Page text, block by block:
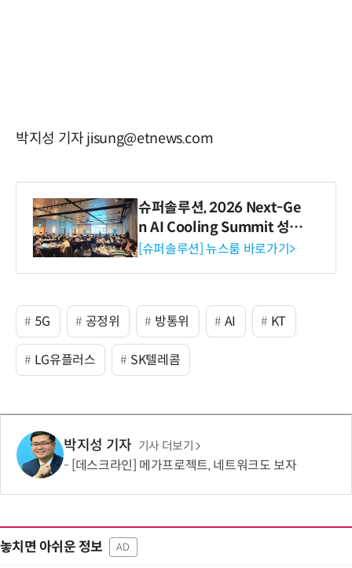
박지성 기자 jisung@etnews.com
슈퍼솔루션, 2026 Next-Ge
n AI Cooling Summit 성황
리 성료
[슈퍼솔루션] 뉴스룸 바로가기>
5G 공정위 방통위 AI KT
LG유플러스 SK텔레콤
박지성 기자 기사 더보기
[데스크라인] 메가프로젝트, 네트워크도 보자
놓치면 아쉬운 정보 AD